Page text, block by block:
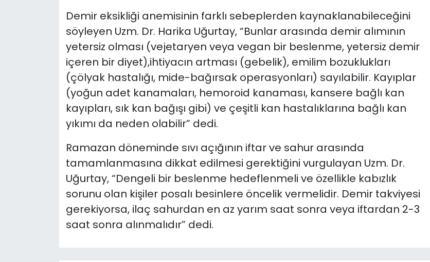
Demir eksikliği anemisinin farklı sebeplerden kaynaklanabileceğini
söyleyen Uzm. Dr. Harika Uğurtay, “Bunlar arasında demir alımının
yetersiz olması (vejetaryen veya vegan bir beslenme, yetersiz demir
içeren bir diyet),ihtiyacın artması (gebelik), emilim bozuklukları
(çölyak hastalığı, mide-bağırsak operasyonları) sayılabilir. Kayıplar
(yoğun adet kanamaları, hemoroid kanaması, kansere bağlı kan
kayıpları, sık kan bağışı gibi) ve çeşitli kan hastalıklarına bağlı kan
yıkımı da neden olabilir” dedi.
Ramazan döneminde sıvı açığının iftar ve sahur arasında
tamamlanmasına dikkat edilmesi gerektiğini vurgulayan Uzm. Dr.
Uğurtay, “Dengeli bir beslenme hedeflenmeli ve özellikle kabızlık
sorunu olan kişiler posalı besinlere öncelik vermelidir. Demir takviyesi
gerekiyorsa, ilaç sahurdan en az yarım saat sonra veya iftardan 2-3
saat sonra alınmalıdır” dedi.